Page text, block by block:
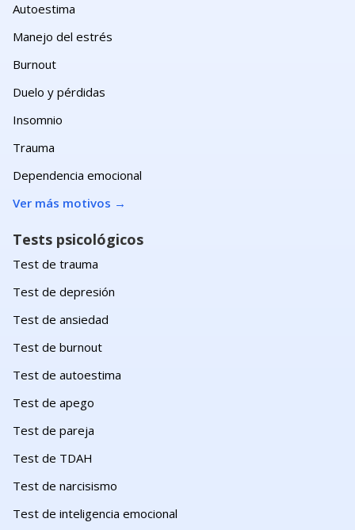
Autoestima
Manejo del estrés
Burnout
Duelo y pérdidas
Insomnio
Trauma
Dependencia emocional
Ver más motivos →
Tests psicológicos
Test de trauma
Test de depresión
Test de ansiedad
Test de burnout
Test de autoestima
Test de apego
Test de pareja
Test de TDAH
Test de narcisismo
Test de inteligencia emocional